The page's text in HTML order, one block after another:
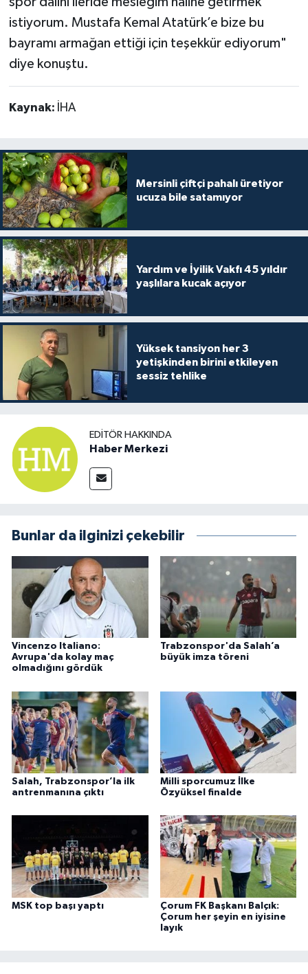
istiyorum. Mustafa Kemal Atatürk’e bize bu
bayramı armağan ettiği için teşekkür ediyorum"
diye konuştu.
Kaynak: İHA
Mersinli çiftçi pahalı üretiyor
ucuza bile satamıyor
Yardım ve İyilik Vakfı 45 yıldır
yaşlılara kucak açıyor
Yüksek tansiyon her 3
yetişkinden birini etkileyen
sessiz tehlike
EDITÖR HAKKINDA
Haber Merkezi
Bunlar da ilginizi çekebilir
Vincenzo Italiano:
Avrupa'da kolay maç
olmadığını gördük
Trabzonspor'da Salah’a
büyük imza töreni
Salah, Trabzonspor’la ilk
antrenmanına çıktı
Milli sporcumuz İlke
Özyüksel finalde
MSK top başı yaptı
Çorum FK Başkanı Balçık:
Çorum her şeyin en iyisine
layık